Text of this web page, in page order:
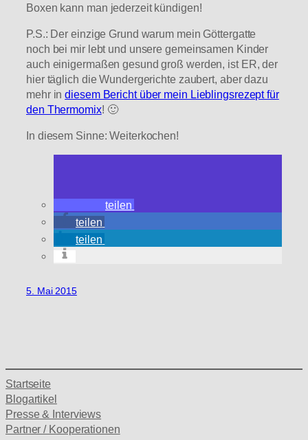
Boxen kann man jederzeit kündigen!
P.S.: Der einzige Grund warum mein Göttergatte
noch bei mir lebt und unsere gemeinsamen Kinder
auch einigermaßen gesund groß werden, ist ER, der
hier täglich die Wundergerichte zaubert, aber dazu
mehr indiesem Bericht über mein Lieblingsrezept für
den Thermomix! 🙂
In diesem Sinne: Weiterkochen!
teilen
teilen
teilen
5. Mai 2015
Startseite
Blogartikel
Presse & Interviews
Partner / Kooperationen